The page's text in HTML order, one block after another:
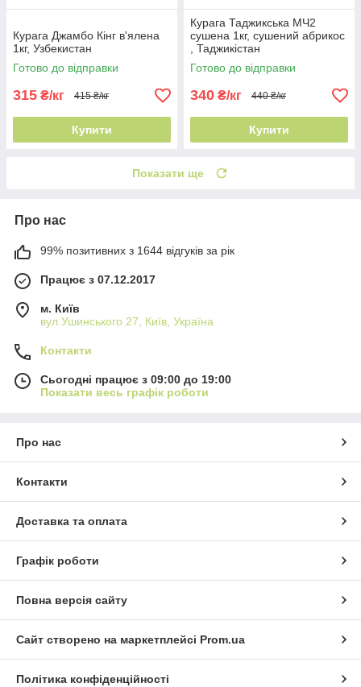
Курага Джамбо Кінг в'ялена
1кг, Узбекистан
Готово до відправки
315 ₴/кг 415 ₴/кг
Купити
Курага Таджикська МЧ2
сушена 1кг, сушений абрикос
, Таджикістан
Готово до відправки
340 ₴/кг 440 ₴/кг
Купити
Показати ще
Про нас
99% позитивних з 1644 відгуків за рік
Працює з 07.12.2017
м. Київ
вул.Ушинського 27, Київ, Україна
Контакти
Сьогодні працює з 09:00 до 19:00
Показати весь графік роботи
Про нас
Контакти
Доставка та оплата
Графік роботи
Повна версія сайту
Сайт створено на маркетплейсі Prom.ua
Політика конфіденційності